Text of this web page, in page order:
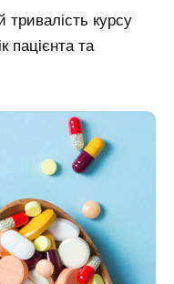
тривалість курсу
пацієнта та